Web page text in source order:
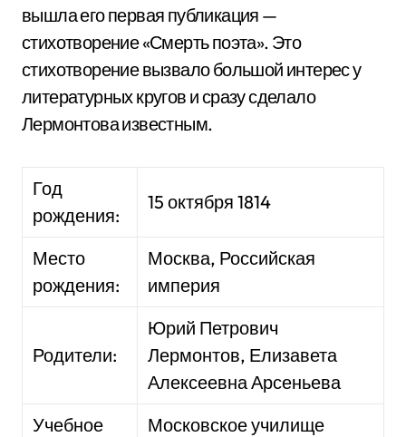
вышла его первая публикация —
стихотворение «Смерть поэта». Это
стихотворение вызвало большой интерес у
литературных кругов и сразу сделало
Лермонтова известным.
Год
рождения:
15 октября 1814
Место
рождения:
Москва, Российская
империя
Родители:
Юрий Петрович
Лермонтов, Елизавета
Алексеевна Арсеньева
Учебное
Московское училище